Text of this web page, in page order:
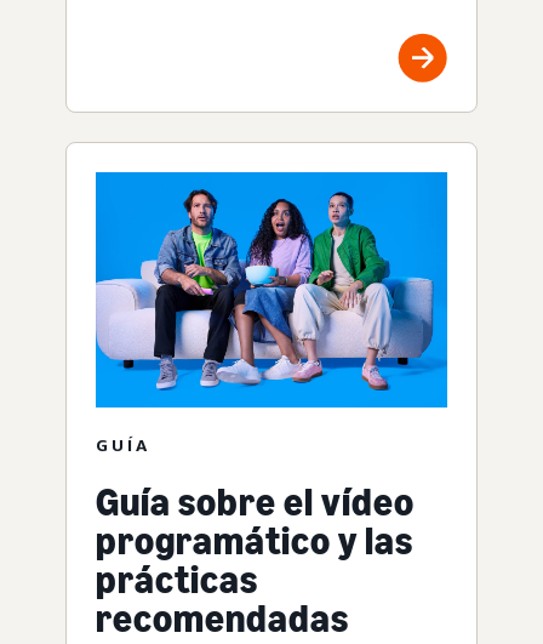
GUÍA
Guía sobre el vídeo
programático y las
prácticas
recomendadas